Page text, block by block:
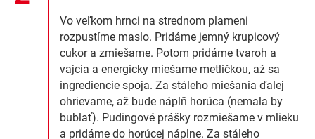
Vo veľkom hrnci na strednom plameni
rozpustíme maslo. Pridáme jemný krupicový
cukor a zmiešame. Potom pridáme tvaroh a
vajcia a energicky miešame metličkou, až sa
ingrediencie spoja. Za stáleho miešania ďalej
ohrievame, až bude náplň horúca (nemala by
bublať). Pudingové prášky rozmiešame v mlieku
a pridáme do horúcej náplne. Za stáleho